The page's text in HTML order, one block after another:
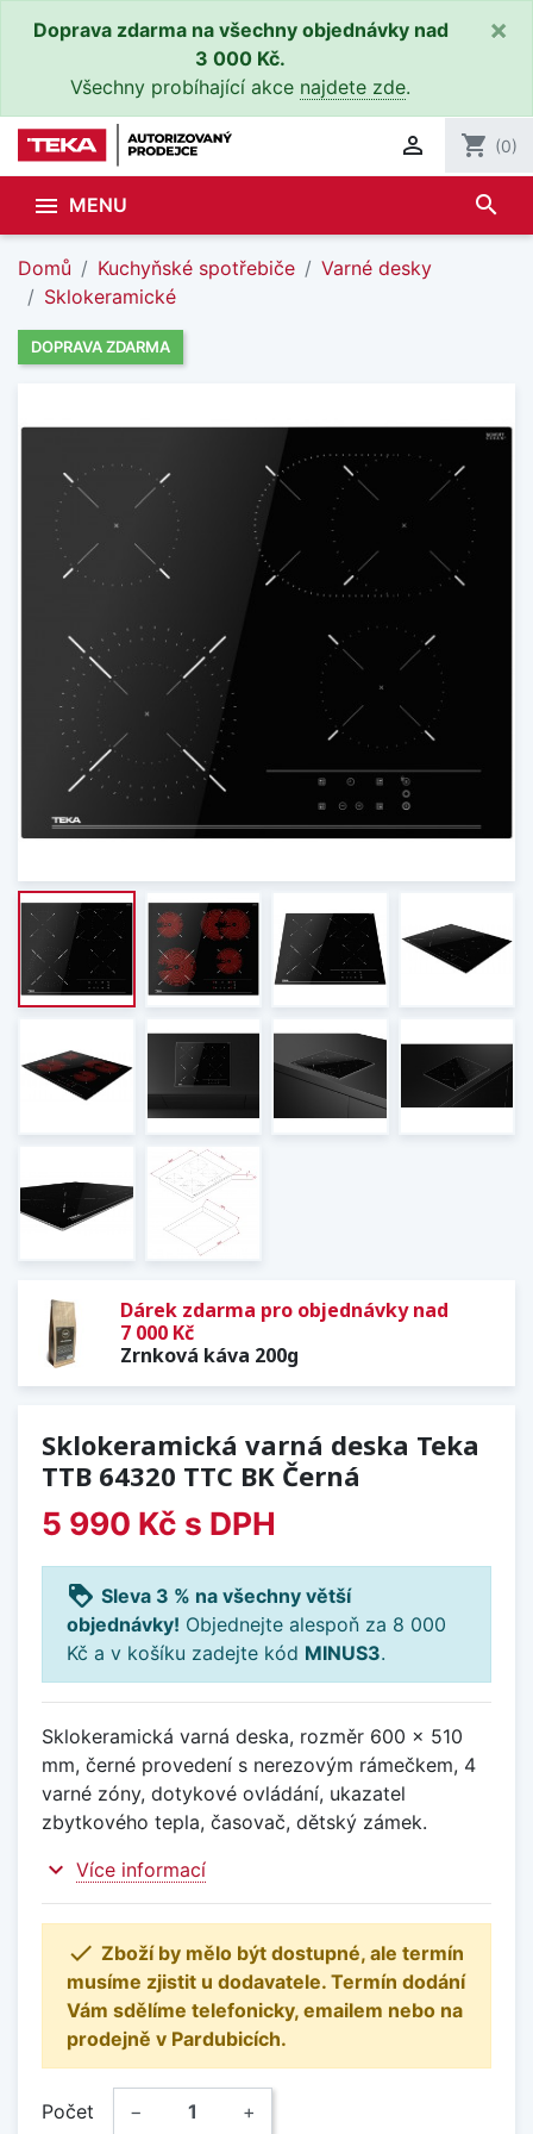
Doprava zdarma na všechny objednávky nad
3 000 Kč.
Všechny probíhající akce najdete zde.
×
 shopping_cart (0)
 MENU search
Domů Kuchyňské spotřebiče
Varné desky
Sklokeramické
DOPRAVA ZDARMA
Dárek zdarma pro objednávky nad
7 000 Kč
Zrnková káva 200g
Sklokeramická varná deska Teka
TTB 64320 TTC BK Černá
5 990 Kč s DPH
loyalty Sleva 3 % na všechny větší
objednávky! Objednejte alespoň za 8 000
Kč a v košíku zadejte kód MINUS3.
Sklokeramická varná deska, rozměr 600 x 510
mm, černé provedení s nerezovým rámečkem, 4
varné zóny, dotykové ovládání, ukazatel
zbytkového tepla, časovač, dětský zámek.
expand_more Více informací
 Zboží by mělo být dostupné, ale termín
musíme zjistit u dodavatele. Termín dodání
Vám sdělíme telefonicky, emailem nebo na
prodejně v Pardubicích.
Počet − +